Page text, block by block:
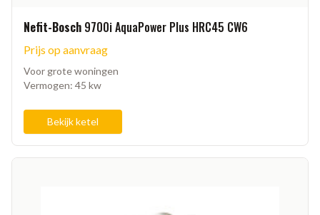
Nefit-Bosch 9700i AquaPower Plus HRC45 CW6
Prijs op aanvraag
Voor grote woningen
Vermogen: 45 kw
Bekijk ketel